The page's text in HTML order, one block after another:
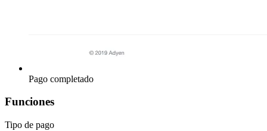
Pago completado
Funciones
Tipo de pago